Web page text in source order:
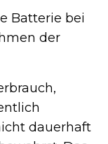
Batterie bei
der
dauerhaft